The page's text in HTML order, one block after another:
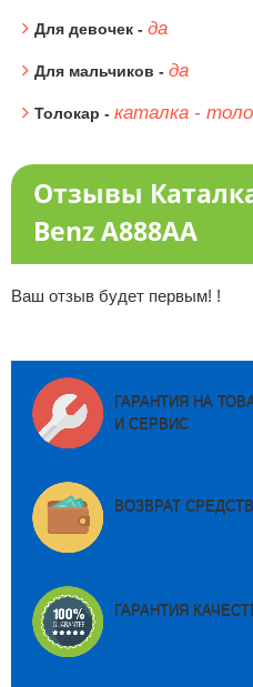
Для девочек - да
Для мальчиков - да
Толокар - каталка -
Отзывы
Benz A888AA
Ваш отзыв будет первым! !
ГАРАНТИЯ НА
И СЕРВИС
ВОЗВРАТ СРЕДСТВ
ГАРАНТИЯ